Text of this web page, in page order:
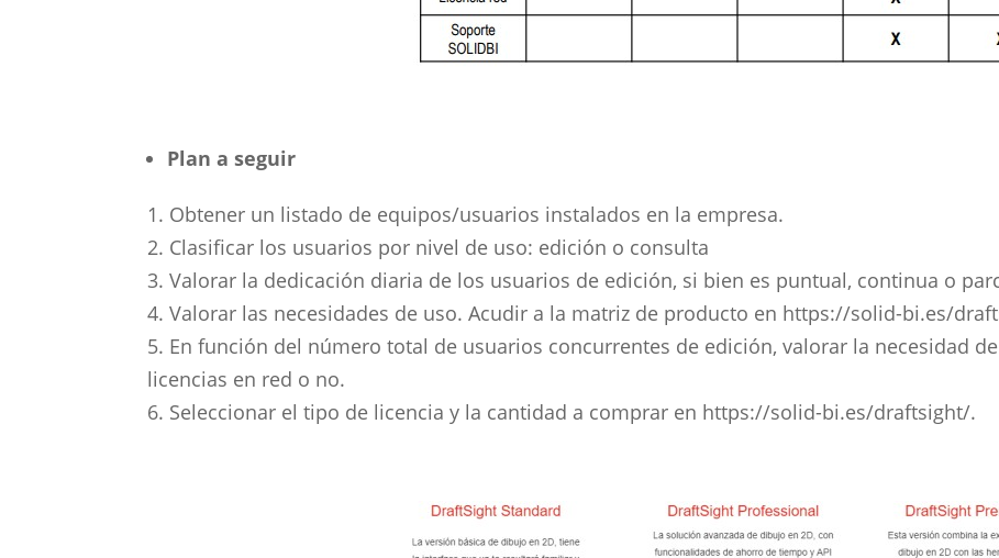
Plan a seguir
1. Obtener un listado de equipos/usuarios instalados en la empresa.
2. Clasificar los usuarios por nivel de uso: edición o consulta
3. Valorar la dedicación diaria de los usuarios de edición, si bien es puntual, continua o
4. Valorar las necesidades de uso. Acudir a la matriz de producto en https://solid-bi.es/
5. En función del número total de usuarios concurrentes de edición, valorar la necesidad
licencias en red o no.
6. Seleccionar el tipo de licencia y la cantidad a comprar en https://solid-bi.es/draftsight/.